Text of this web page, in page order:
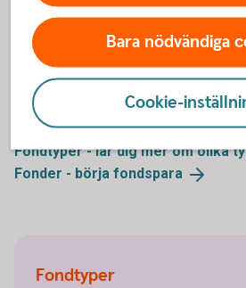
Mer information
Fondtyper - lär dig mer om olika
Fonder - börja fondspara
Fondtyper
Bara nödvändiga
Cookie-